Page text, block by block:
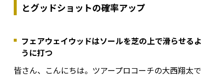
とグッドショットの確率アップ
フェアウェイウッドはソールを芝の上で滑らせるよ
うに打つ
皆さん、こんにちは。ツアープロコーチの大西翔太で